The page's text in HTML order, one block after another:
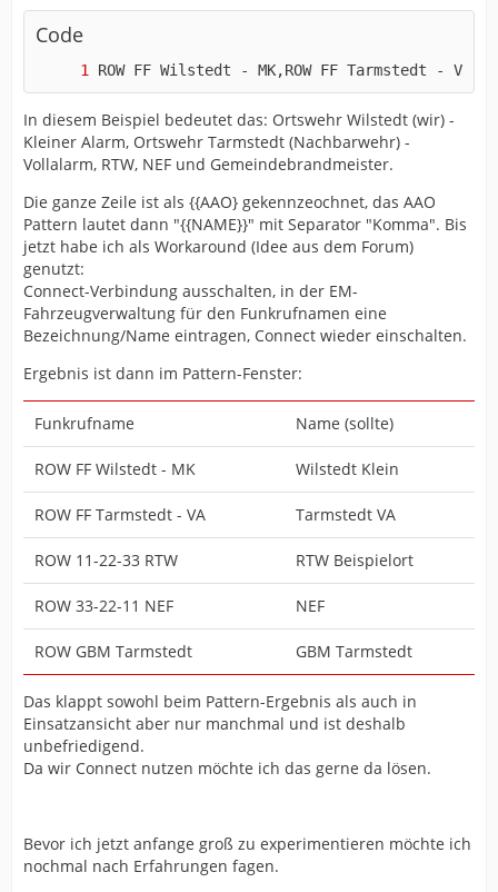
Code
ROW FF Wilstedt - MK,ROW FF Tarmstedt -
In diesem Beispiel bedeutet das: Ortswehr Wilstedt (wir) -
Kleiner Alarm, Ortswehr Tarmstedt (Nachbarwehr) -
Vollalarm, RTW, NEF und Gemeindebrandmeister.
Die ganze Zeile ist als {{AAO} gekennzeochnet, das AAO
Pattern lautet dann "{{NAME}}" mit Separator "Komma". Bis
jetzt habe ich als Workaround (Idee aus dem Forum)
genutzt:
Connect-Verbindung ausschalten, in der EM-
Fahrzeugverwaltung für den Funkrufnamen eine
Bezeichnung/Name eintragen, Connect wieder einschalten.
Ergebnis ist dann im Pattern-Fenster:
Funkrufname Name (sollte)
ROW FF Wilstedt - MK Wilstedt Klein
ROW FF Tarmstedt - VA Tarmstedt VA
ROW 11-22-33 RTW RTW Beispielort
ROW 33-22-11 NEF NEF
ROW GBM Tarmstedt GBM Tarmstedt
Das klappt sowohl beim Pattern-Ergebnis als auch in
Einsatzansicht aber nur manchmal und ist deshalb
unbefriedigend.
Da wir Connect nutzen möchte ich das gerne da lösen.
Bevor ich jetzt anfange groß zu experimentieren möchte ich
nochmal nach Erfahrungen fagen.